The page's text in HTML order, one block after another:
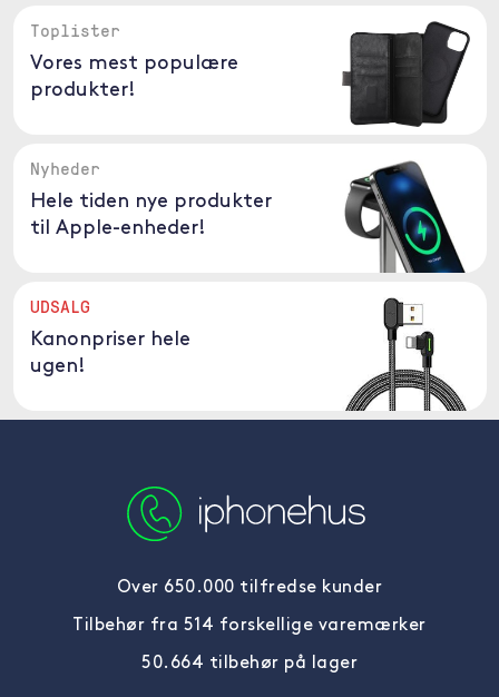
Toplister
Vores mest populære
produkter!
Nyheder
Hele tiden nye produkter
til Apple-enheder!
UDSALG
Kanonpriser hele
ugen!
Over 650.000 tilfredse kunder
Tilbehør fra 514 forskellige varemærker
50.664 tilbehør på lager